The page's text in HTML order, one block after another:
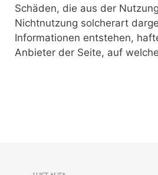
Schäden, die aus der
Nichtnutzung solcherart
Informationen entstehen,
Anbieter der Seite, auf